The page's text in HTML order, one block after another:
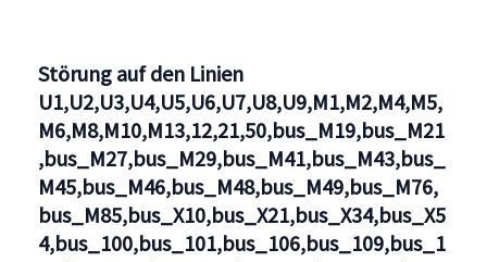
Störung auf den Linien
U1,U2,U3,U4,U5,U6,U7,U8,U9,M1,M2,M4,M5,
M6,M8,M10,M13,12,21,50,bus_M19,bus_M21
,bus_M27,bus_M29,bus_M41,bus_M43,bus_
M45,bus_M46,bus_M48,bus_M49,bus_M76,
bus_M85,bus_X10,bus_X21,bus_X34,bus_X5
4,bus_100,bus_101,bus_106,bus_109,bus_1